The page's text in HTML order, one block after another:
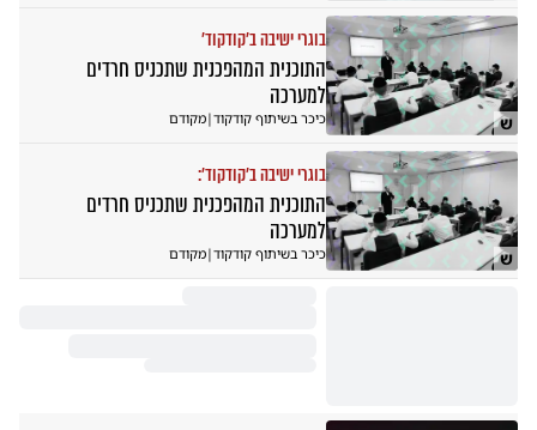
ש
בוגרי ישיבה ב'קודקוד'
התוכנית המהפכנית שתכניס חרדים
למערכה
כיכר בשיתוף קודקוד|מקודם
ש
בוגרי ישיבה ב'קודקוד':
התוכנית המהפכנית שתכניס חרדים
למערכה
כיכר בשיתוף קודקוד|מקודם